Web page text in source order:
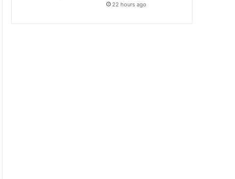
22 hours ago